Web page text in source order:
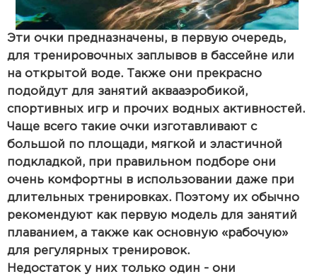
Эти очки предназначены, в первую очередь,
для тренировочных заплывов в бассейне или
на открытой воде. Также они прекрасно
подойдут для занятий аквааэробикой,
спортивных игр и прочих водных активностей.
Чаще всего такие очки изготавливают с
большой по площади, мягкой и эластичной
подкладкой, при правильном подборе они
очень комфортны в использовании даже при
длительных тренировках. Поэтому их обычно
рекомендуют как первую модель для занятий
плаванием, а также как основную «рабочую»
для регулярных тренировок.
Недостаток у них только один - они